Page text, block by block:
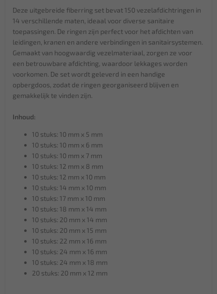
Deze uitgebreide fiberring set bevat 150 vezelafdichtringen in
14 verschillende maten, ideaal voor diverse sanitaire
toepassingen. De ringen zijn perfect voor het afdichten van
leidingen, kranen en andere verbindingen in sanitairsystemen.
Gemaakt van hoogwaardig vezelmateriaal, zorgen ze voor
een betrouwbare afdichting, waardoor lekkages worden
voorkomen. De set wordt geleverd in een handige
opbergdoos, zodat de ringen georganiseerd blijven en
gemakkelijk te vinden zijn.
Inhoud:
10 stuks: 10 mm x 5 mm
10 stuks: 10 mm x 6 mm
10 stuks: 10 mm x 7 mm
10 stuks: 12 mm x 8 mm
10 stuks: 12 mm x 10 mm
10 stuks: 14 mm x 10 mm
10 stuks: 17 mm x 10 mm
10 stuks: 18 mm x 14 mm
10 stuks: 20 mm x 14 mm
10 stuks: 20 mm x 15 mm
10 stuks: 22 mm x 16 mm
10 stuks: 24 mm x 16 mm
10 stuks: 24 mm x 18 mm
20 stuks: 20 mm x 12 mm